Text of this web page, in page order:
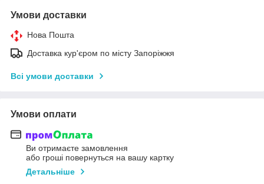
Умови доставки
Нова Пошта
Доставка кур'єром по місту Запоріжжя
Всі умови доставки
Умови оплати
Ви отримаєте замовлення
або гроші повернуться на вашу картку
Детальніше